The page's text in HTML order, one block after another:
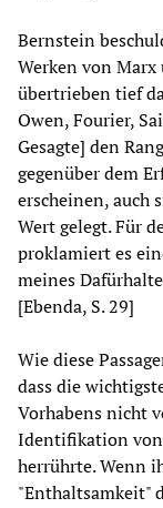
Bernstein
Werken von
übertrieben tief
Owen, Fourier,
Gesagte] den
gegenüber dem
erscheinen, auch
Wert gelegt. Für
proklamiert es
meines
[Ebenda, S. 29]
Wie diese
dass die
Vorhabens nicht
Identifikation von
herrührte. Wenn
"Enthaltsamkeit"